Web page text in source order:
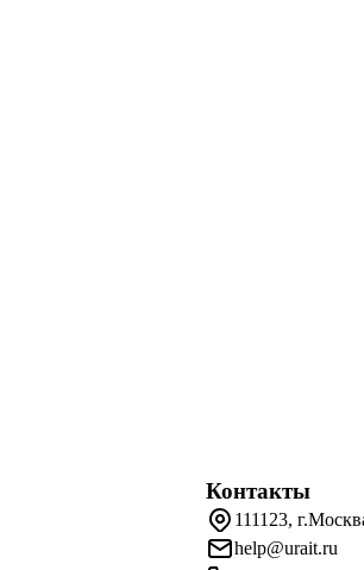
Контакты
111123,
help@urait.ru